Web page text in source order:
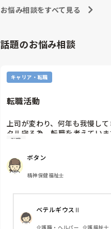
お悩み相談をすべて見る
話題のお悩み相談
キャリア・転職
転職活動
上司が変わり、何年も我慢し
タル守る為、転職を考えていま
納得できる仕事に出会うまでの
②系列の他職場に移動する
皆さんならどうしますか？
転職
ボタン
精神保健福祉士
ベテルギウスⅡ
介護職・ヘルパー, 介護福祉